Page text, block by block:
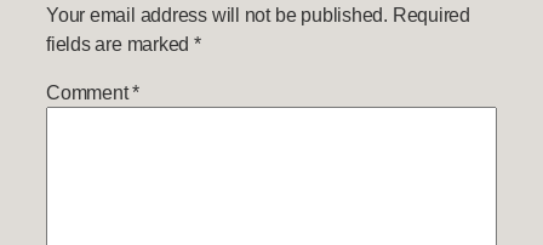
Your email address will not be published. Required
fields are marked*
Comment*